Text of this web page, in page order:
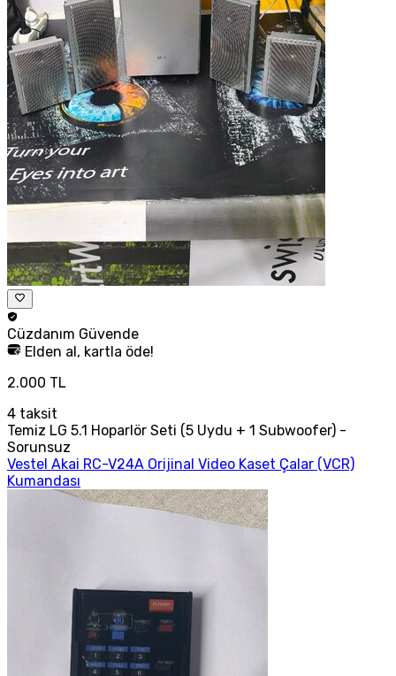
Cüzdanım Güvende
Elden al, kartla öde!
2.000 TL
4 taksit
Temiz LG 5.1 Hoparlör Seti (5 Uydu + 1 Subwoofer) -
Sorunsuz
Vestel Akai RC-V24A Orijinal Video Kaset Çalar (VCR)
Kumandası